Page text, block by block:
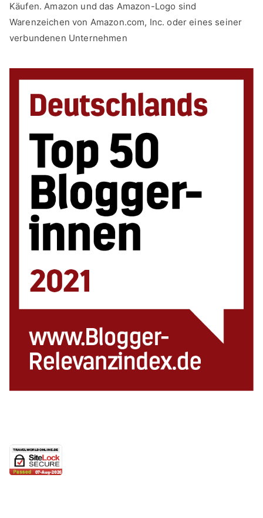
Käufen. Amazon und das Amazon-Logo sind
Warenzeichen von Amazon.com, Inc. oder eines seiner
verbundenen Unternehmen